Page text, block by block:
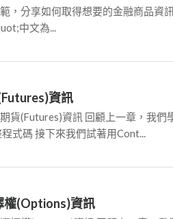
，分享如何取得想要的金融商品資
中文為...
資訊
貨(Futures)資訊 回顧上一章，我們
式碼 接下來我們試著用Cont...
權(Options)資訊